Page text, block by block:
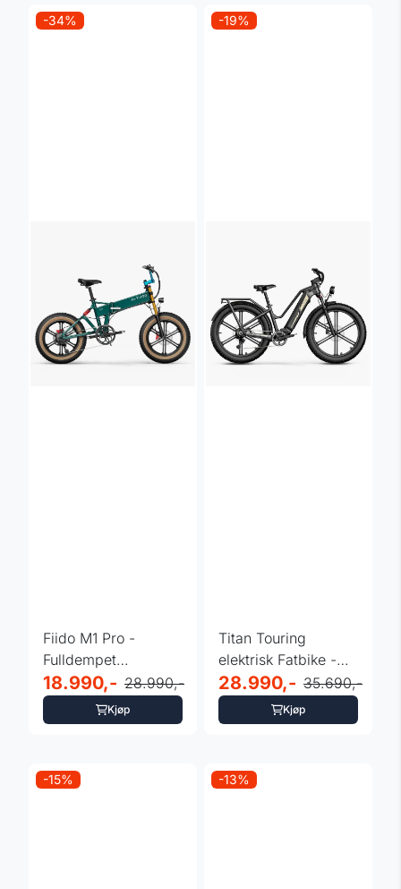
-34%
Fiido M1 Pro -
Fulldempet
sammenleggbar el-
fatbike
18.990,- 28.990,-
Kjøp
-19%
Titan Touring
elektrisk Fatbike -
Opptil 347 km
28.990,- 35.690,-
Kjøp
-15% -13%